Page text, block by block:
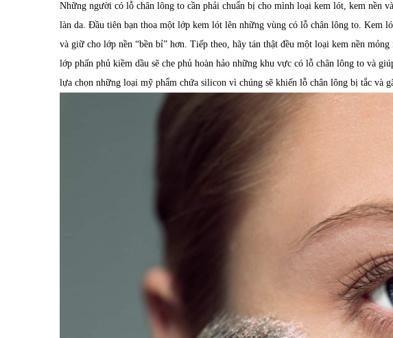
Những người có lỗ chân lông to cần phải chuẩn bị cho mình loại kem lót, kem nền
làn da. Đầu tiên bạn thoa một lớp kem lót lên những vùng có lỗ chân lông to. Kem
và giữ cho lớp nền “bền bỉ” hơn. Tiếp theo, hãy tán thật đều một loại kem nền
lớp phấn phủ kiềm dầu sẽ che phủ hoàn hảo những khu vực có lỗ chân lông to và
lựa chọn những loại mỹ phẩm chứa silicon vì chúng sẽ khiến lỗ chân lông bị tắc và